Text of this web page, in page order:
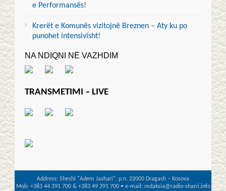
e Performansës!
Krerët e Komunës vizitojnë Breznen – Aty ku po
punohet intensivisht!
NA NDIQNI NË VAZHDIM
TRANSMETIMI – LIVE
Address: Sheshi "Adem Jashari", p.n. 22000 Dragash – Kosova
Mob: +383 44 391 700 & +383 49 391 700 • e-mail: redaksia@radio-sharri.info